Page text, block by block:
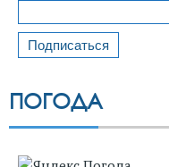
ПОГОДА